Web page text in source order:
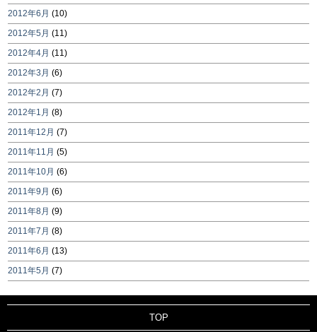
2012年6月 (10)
2012年5月 (11)
2012年4月 (11)
2012年3月 (6)
2012年2月 (7)
2012年1月 (8)
2011年12月 (7)
2011年11月 (5)
2011年10月 (6)
2011年9月 (6)
2011年8月 (9)
2011年7月 (8)
2011年6月 (13)
2011年5月 (7)
TOP